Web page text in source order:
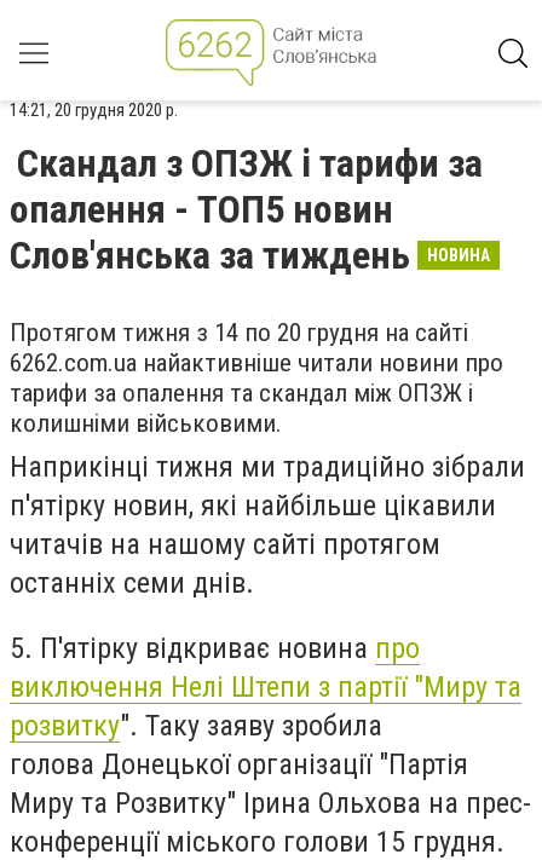
14:21, 20 грудня 2020 р.
Скандал з ОПЗЖ і тарифи за
опалення - ТОП5 новин
Слов'янська за тиждень
НОВИНА
Протягом тижня з 14 по 20 грудня на сайті
6262.com.ua найактивніше читали новини про
тарифи за опалення та скандал між ОПЗЖ і
колишніми військовими.
Наприкінці тижня ми традиційно зібрали
п'ятірку новин, які найбільше цікавили
читачів на нашому сайті протягом
останніх семи днів.
5. П'ятірку відкриває новина про
виключення Нелі Штепи з партії "Миру та
розвитку". Таку заяву зробила
голова Донецької організації "Партія
Миру та Розвитку" Ірина Ольхова на прес-
конференції міського голови 15 грудня.